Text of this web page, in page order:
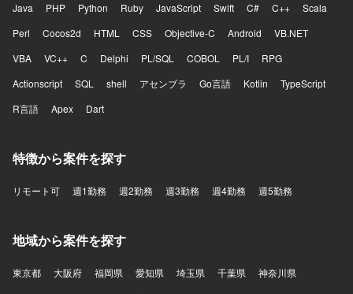
Java PHP Python Ruby JavaScript Swift C# C++
Scala
Perl
Cocos2d HTML CSS Objective-C Android
VB.NET
VBA
VC++ C Delphi PL/SQL COBOL PL/I
RPG
Actionscript
SQL shell アセンブラ Go言語 Kotlin
TypeScript
R言語
Apex Dart
特徴から案件を探す
リモート可 週1勤務 週2勤務 週3勤務 週4勤務 週5勤務
地域から案件を探す
東京都 大阪府 福岡県 愛知県 埼玉県 千葉県
神奈川県